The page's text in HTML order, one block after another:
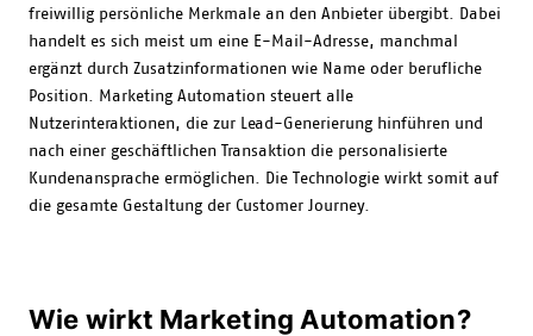
freiwillig persönliche Merkmale an den Anbieter übergibt. Dabei
handelt es sich meist um eine E-Mail-Adresse, manchmal
ergänzt durch Zusatzinformationen wie Name oder berufliche
Position. Marketing Automation steuert alle
Nutzerinteraktionen, die zur Lead-Generierung hinführen und
nach einer geschäftlichen Transaktion die personalisierte
Kundenansprache ermöglichen. Die Technologie wirkt somit auf
die gesamte Gestaltung der Customer Journey.
Wie wirkt Marketing Automation?